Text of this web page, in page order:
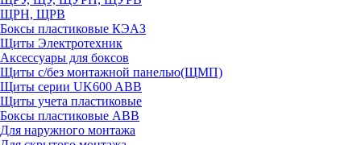
ЩРН, ЩРВ
Боксы пластиковые КЭАЗ
Щиты Электротехник
Аксессуары для боксов
Щиты с/без монтажной панелью(ЩМП)
Щиты серии UK600 ABB
Щиты учета пластиковые
Боксы пластиковые ABB
Для наружного монтажа